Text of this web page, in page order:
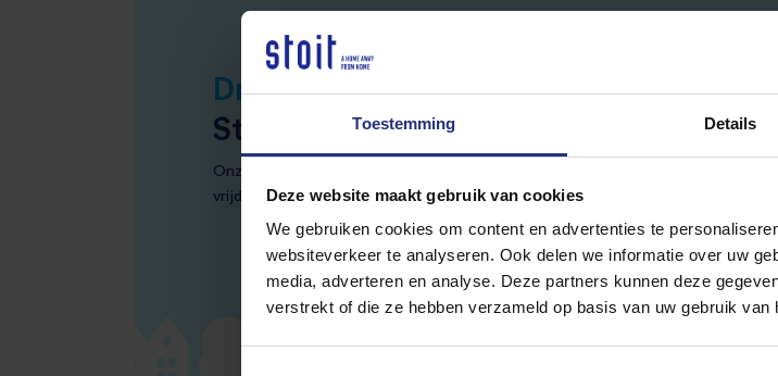
Toestemming Details
Deze website maakt gebruik van cookies
We gebruiken cookies om content en advertenties te
websiteverkeer te analyseren. Ook delen we informatie over uw
media, adverteren en analyse. Deze partners kunnen deze
verstrekt of die ze hebben verzameld op basis van uw gebruik van
Druk, druk, druk?
Stuur ons snel een bericht
Onze service specialisten en verhuurmakelaar staan van maandag tot
vrijdag elke dag voor je klaar van09:00 tot 18:00.